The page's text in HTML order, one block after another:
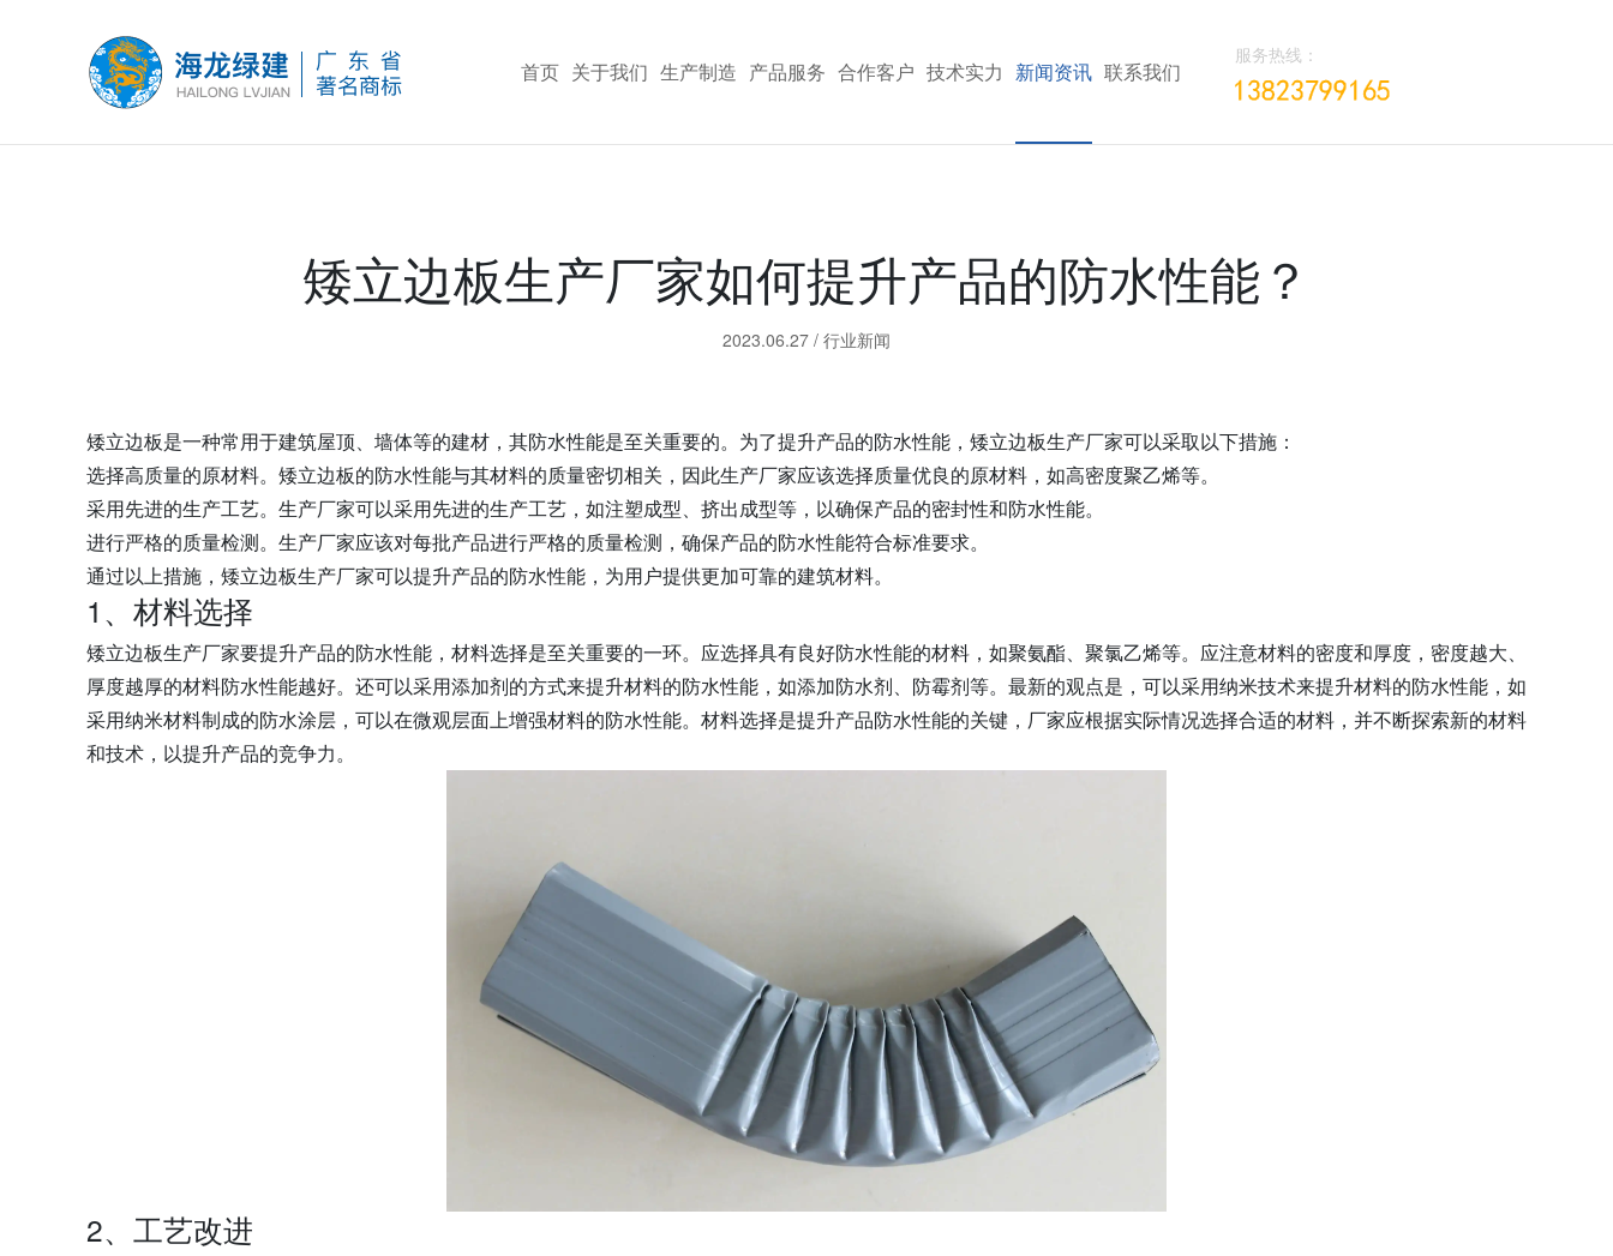
首页 关于我们 生产制造 产品服务 合作客户 技术实力 新闻资讯 联系我们
服务热线：
矮立边板生产厂家如何提升产品的防水性能？
2023.06.27 / 行业新闻
矮立边板是一种常用于建筑屋顶、墙体等的建材，其防水性能是至关重要的。为了提升产品的防水性能，矮立边板生产厂家可以采取以下措施：
选择高质量的原材料。矮立边板的防水性能与其材料的质量密切相关，因此生产厂家应该选择质量优良的原材料，如高密度聚乙烯等。
采用先进的生产工艺。生产厂家可以采用先进的生产工艺，如注塑成型、挤出成型等，以确保产品的密封性和防水性能。
进行严格的质量检测。生产厂家应该对每批产品进行严格的质量检测，确保产品的防水性能符合标准要求。
通过以上措施，矮立边板生产厂家可以提升产品的防水性能，为用户提供更加可靠的建筑材料。
1、材料选择
矮立边板生产厂家要提升产品的防水性能，材料选择是至关重要的一环。应选择具有良好防水性能的材料，如聚氨酯、聚氯乙烯等。应注意材料的密度和厚度，密度越大、
厚度越厚的材料防水性能越好。还可以采用添加剂的方式来提升材料的防水性能，如添加防水剂、防霉剂等。最新的观点是，可以采用纳米技术来提升材料的防水性能，如
采用纳米材料制成的防水涂层，可以在微观层面上增强材料的防水性能。材料选择是提升产品防水性能的关键，厂家应根据实际情况选择合适的材料，并不断探索新的材料
和技术，以提升产品的竞争力。
2、工艺改进